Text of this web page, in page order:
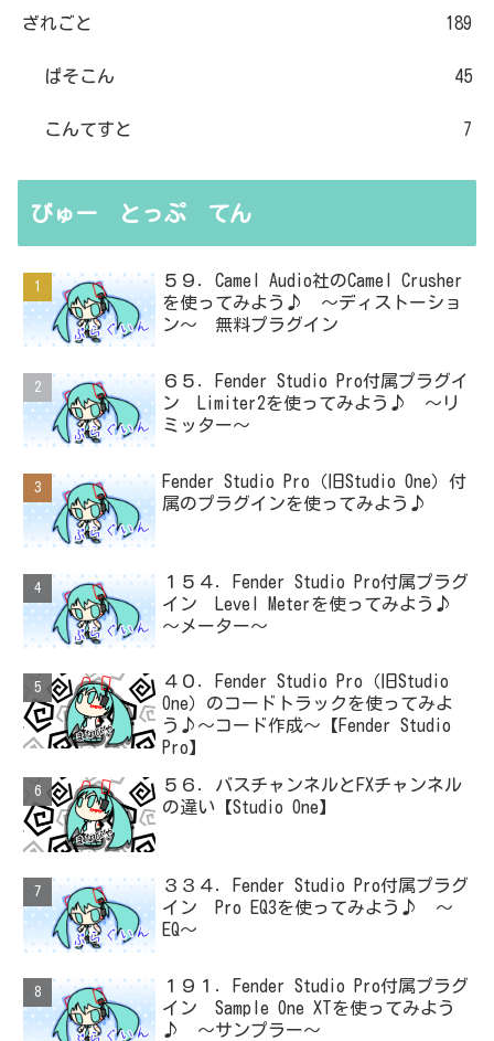
ざれごと 189
ぱそこん 45
こんてすと 7
びゅー とっぷ てん
５９．Camel Audio社のCamel Crusher
を使ってみよう♪ ～ディストーショ
ン～ 無料プラグイン
６５．Fender Studio Pro付属プラグイ
ン Limiter2を使ってみよう♪ ～リ
ミッター～
Fender Studio Pro（旧Studio One）付
属のプラグインを使ってみよう♪
１５４．Fender Studio Pro付属プラグ
イン Level Meterを使ってみよう♪
～メーター～
４０．Fender Studio Pro（旧Studio
One）のコードトラックを使ってみよ
う♪～コード作成～【Fender Studio
Pro】
５６．バスチャンネルとFXチャンネル
の違い【Studio One】
３３４．Fender Studio Pro付属プラグ
イン Pro EQ3を使ってみよう♪ ～
EQ～
１９１．Fender Studio Pro付属プラグ
イン Sample One XTを使ってみよう
♪ ～サンプラー～